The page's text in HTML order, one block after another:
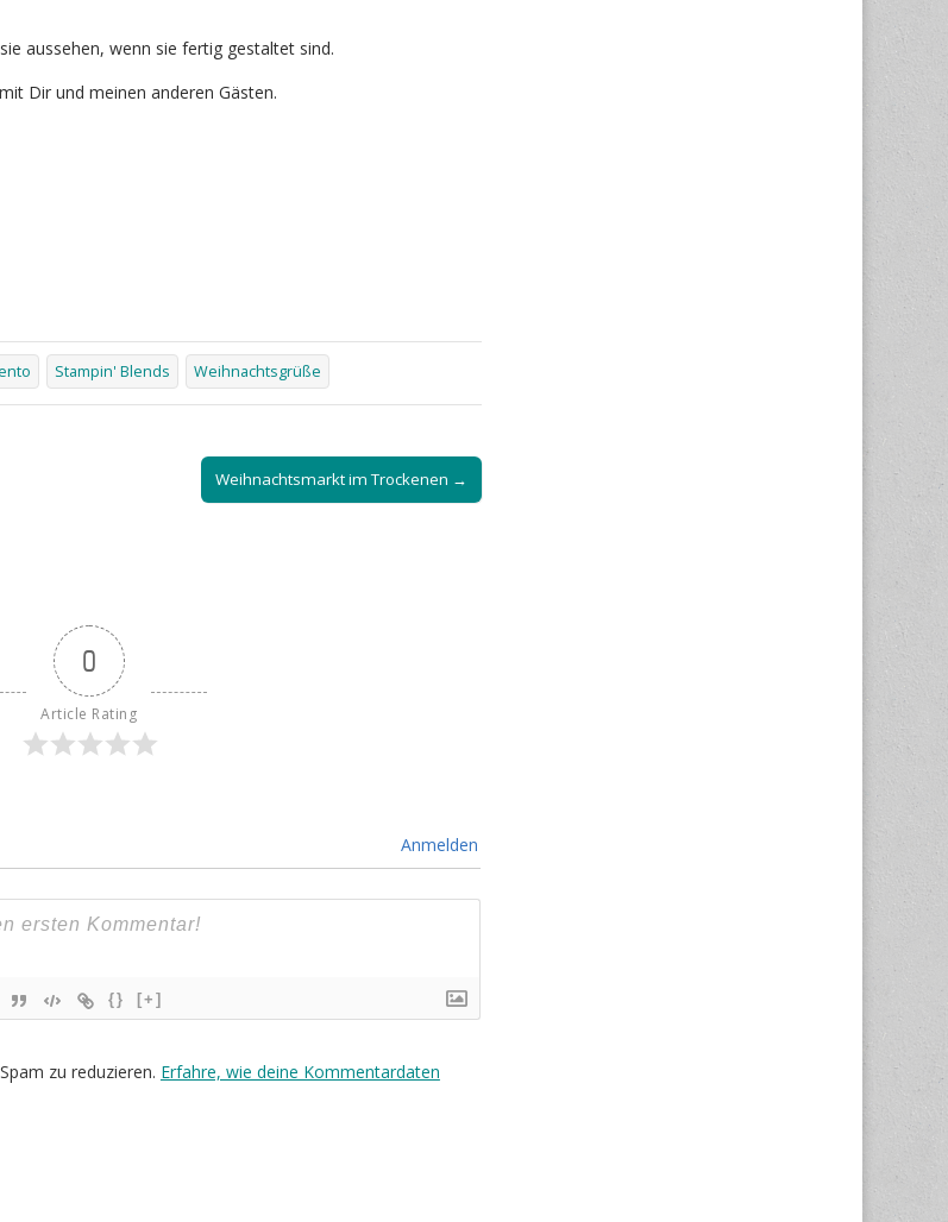
aussehen, wenn sie fertig gestaltet sind.
Dir und meinen anderen Gästen.
Stampin' Blends Weihnachtsgrüße
Weihnachtsmarkt im Trockenen →
0
Article Rating
Anmelden
{} [+]
zu reduzieren. Erfahre, wie deine Kommentardaten